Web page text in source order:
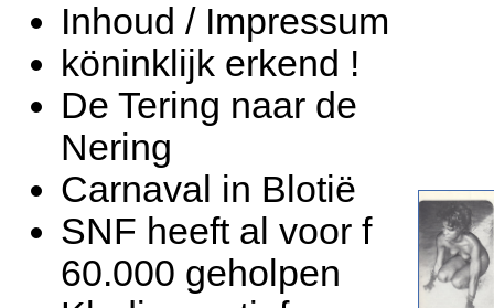
Inhoud / Impressum
köninklijk erkend !
De Tering naar de
Nering
Carnaval in Blotië
SNF heeft al voor f
60.000 geholpen